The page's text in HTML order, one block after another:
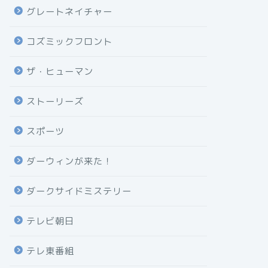
グレートネイチャー
コズミックフロント
ザ・ヒューマン
ストーリーズ
スポーツ
ダーウィンが来た！
ダークサイドミステリー
テレビ朝日
テレ東番組